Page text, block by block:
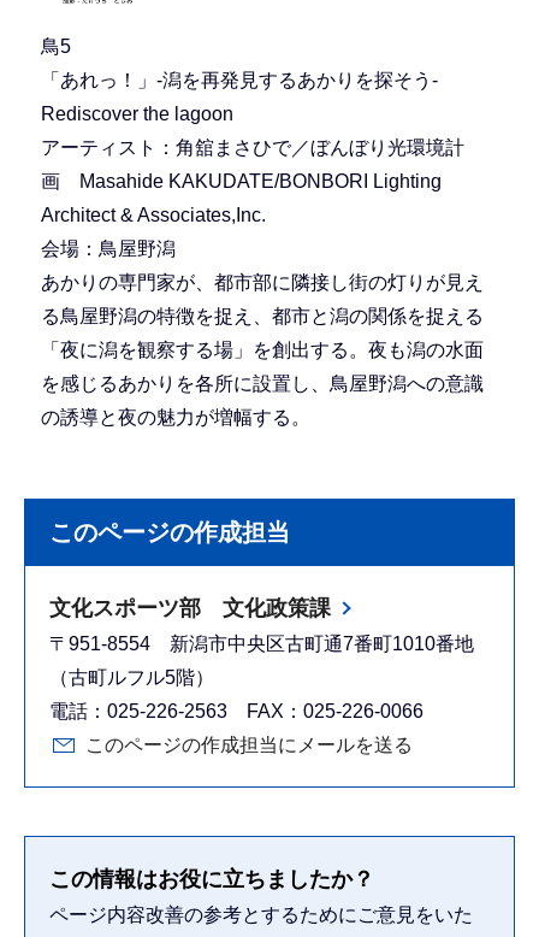
鳥5
「あれっ！」-潟を再発見するあかりを探そう-
Rediscover the lagoon
アーティスト：角舘まさひで／ぼんぼり光環境計
画 Masahide KAKUDATE/BONBORI Lighting
Architect & Associates,Inc.
会場：鳥屋野潟
あかりの専門家が、都市部に隣接し街の灯りが見え
る鳥屋野潟の特徴を捉え、都市と潟の関係を捉える
「夜に潟を観察する場」を創出する。夜も潟の水面
を感じるあかりを各所に設置し、鳥屋野潟への意識
の誘導と夜の魅力が増幅する。
このページの作成担当
文化スポーツ部 文化政策課
〒951-8554 新潟市中央区古町通7番町1010番地
（古町ルフル5階）
電話：025-226-2563 FAX：025-226-0066
このページの作成担当にメールを送る
この情報はお役に立ちましたか？
ページ内容改善の参考とするためにご意見をいた